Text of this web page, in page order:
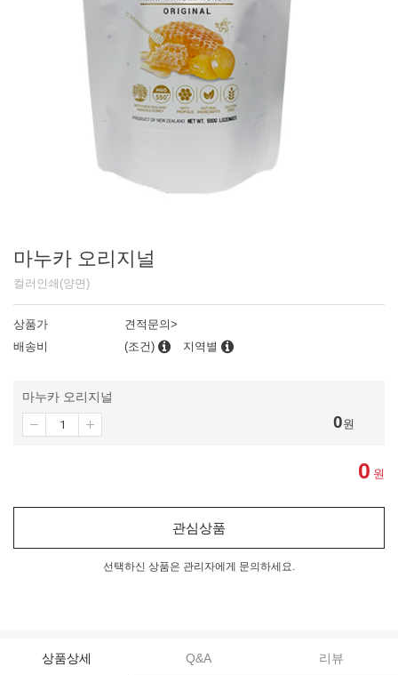
마누카 오리지널
컬러인쇄(양면)
상품가
견적문의>
배송비
(조건) 지역별
마누카 오리지널
0원
0 원
관심상품
선택하신 상품은 관리자에게 문의하세요.
상품상세 Q&A 리뷰